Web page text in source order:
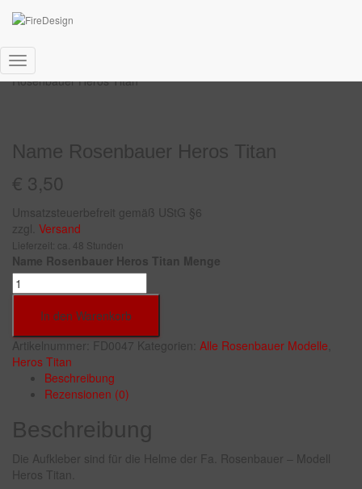
Navigation
umschalten
Start
Rosenbauer Heros Titan
Name Rosenbauer Heros Titan
€ 3,50
Umsatzsteuerbefreit gemäß UStG §6
zzgl. Versand
Lieferzeit: ca. 48 Stunden
Name Rosenbauer Heros Titan Menge
In den Warenkorb
Artikelnummer: FD0047 Kategorien: Alle Rosenbauer Modelle
Heros Titan
Beschreibung
Rezensionen (0)
Beschreibung
Die Aufkleber sind für die Helme der Fa. Rosenbauer – Modell
Heros Titan.